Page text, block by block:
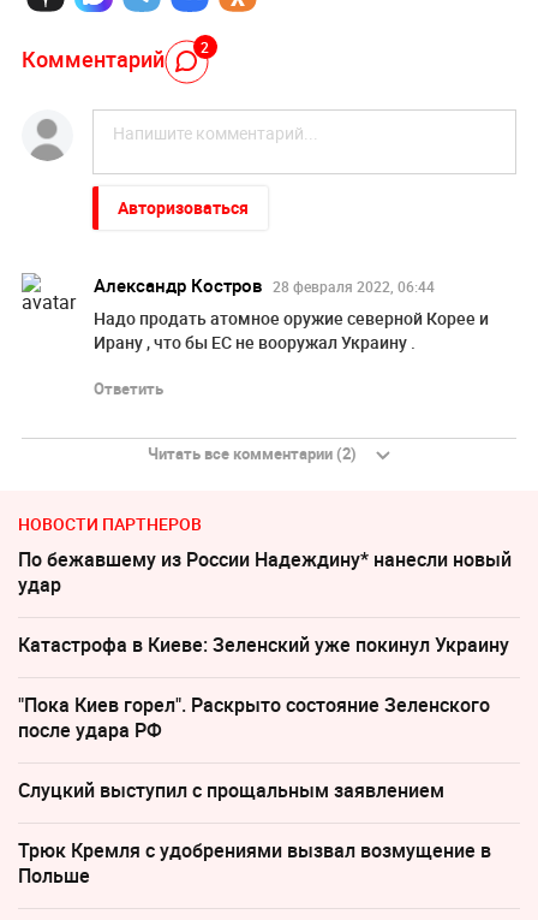
Комментарий 2
Авторизоваться
Александр Костров 28 февраля 2022, 06:44
Надо продать атомное оружие северной Корее и
Ирану , что бы ЕС не вооружал Украину .
Ответить
Читать все комментарии (2)
НОВОСТИ ПАРТНЕРОВ
По бежавшему из России Надеждину* нанесли новый
удар
Катастрофа в Киеве: Зеленский уже покинул Украину
"Пока Киев горел". Раскрыто состояние Зеленского
после удара РФ
Слуцкий выступил с прощальным заявлением
Трюк Кремля с удобрениями вызвал возмущение в
Польше